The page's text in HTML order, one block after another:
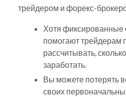
трейдером и форекс-
Хотя
помогают трейдерам
рассчитывать,
заработать.
Вы можете потерять
своих